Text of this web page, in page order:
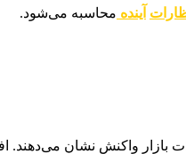
آینده محاسبه می‌شود.
بازار واکنش نشان